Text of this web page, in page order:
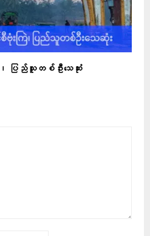
၊ ပြည်သူတစ်ဦးသေဆုံး